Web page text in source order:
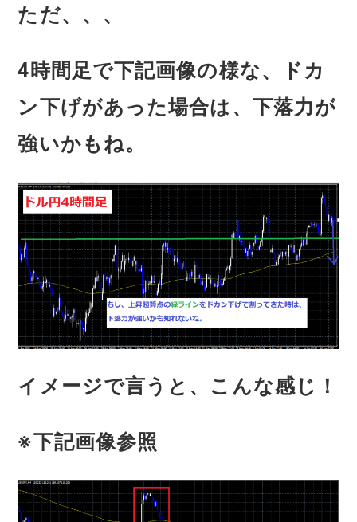
ただ、、、
4時間足で下記画像の様な、ドカ
ン下げがあった場合は、下落力が
強いかもね。
イメージで言うと、こんな感じ！
※下記画像参照